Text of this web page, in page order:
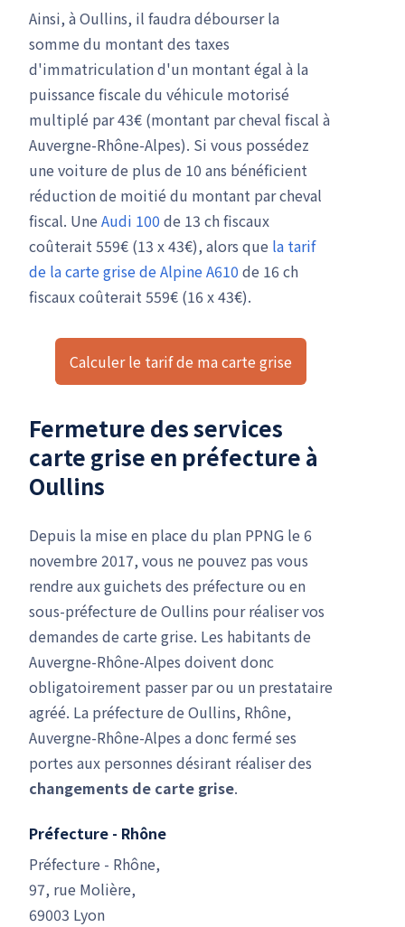
Ainsi, à Oullins, il faudra débourser la
somme du montant des taxes
d'immatriculation d'un montant égal à la
puissance fiscale du véhicule motorisé
multiplé par 43€ (montant par cheval fiscal à
Auvergne-Rhône-Alpes). Si vous possédez
une voiture de plus de 10 ans bénéficient
réduction de moitié du montant par cheval
fiscal. Une Audi 100 de 13 ch fiscaux
coûterait 559€ (13 x 43€), alors que la tarif
de la carte grise de Alpine A610 de 16 ch
fiscaux coûterait 559€ (16 x 43€).
Calculer le tarif de ma carte grise
Fermeture des services
carte grise en préfecture à
Oullins
Depuis la mise en place du plan PPNG le 6
novembre 2017, vous ne pouvez pas vous
rendre aux guichets des préfecture ou en
sous-préfecture de Oullins pour réaliser vos
demandes de carte grise. Les habitants de
Auvergne-Rhône-Alpes doivent donc
obligatoirement passer par ou un prestataire
agréé. La préfecture de Oullins, Rhône,
Auvergne-Rhône-Alpes a donc fermé ses
portes aux personnes désirant réaliser des
changements de carte grise.
Préfecture - Rhône
Préfecture - Rhône,
97, rue Molière,
69003 Lyon